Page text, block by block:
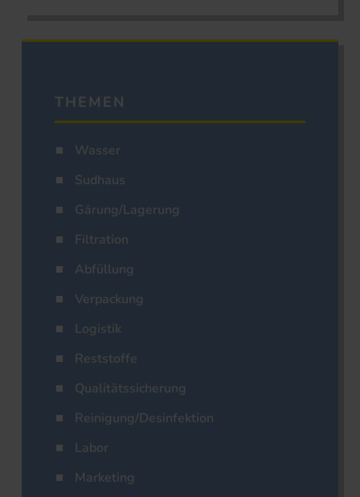
THEMEN
Wasser
Sudhaus
Gärung/Lagerung
Filtration
Abfüllung
Verpackung
Logistik
Reststoffe
Qualitätssicherung
Reinigung/Desinfektion
Labor
Marketing